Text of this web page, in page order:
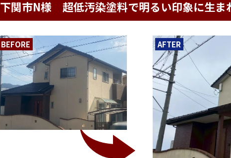
下関市N様 超低汚染塗料で明るい印象に生ま
AFTER
BEFORE